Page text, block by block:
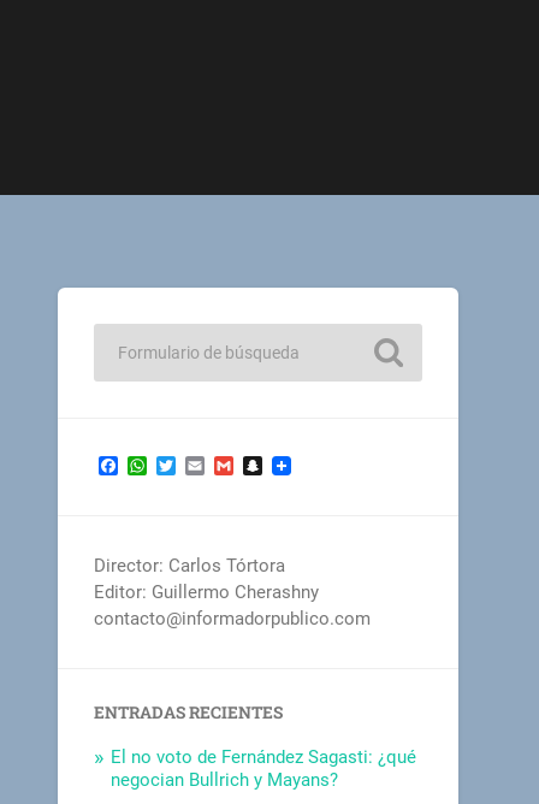
Facebook
WhatsApp
TwitterEmailGmailSnapchat
Director: Carlos Tórtora
Editor: Guillermo Cherashny
contacto@informadorpublico.com
ENTRADAS RECIENTES
El no voto de Fernández Sagasti: ¿qué
negocian Bullrich y Mayans?